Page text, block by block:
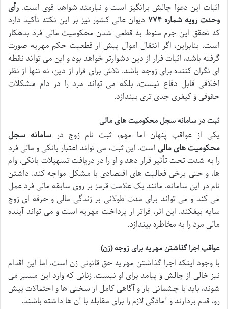
اثبات این دعوا چالش برانگیز است و نیازمند شواهد قوی است. رأی
وحدت رویه شماره ۷۷۴
دیوان عالی کشور نیز بر این نکته تأکید دارد
که تحقق این جرم منوط به قطعی شدن محکومیت مالی فرد بدهکار
است. بنابراین، اگر انتقال اموال پیش از قطعیت حکم مهریه صورت
گرفته باشد، اثبات فرار از دین دشوارتر خواهد بود و این می تواند نقطه
ای نگران کننده برای زوجه باشد. تلاش برای فرار از دین، نه تنها از نظر
اخلاقی قابل دفاع نیست، بلکه می تواند مرد را در دام مشکلات
حقوقی و کیفری جدی تری بیندازد.
ثبت در سامانه سجل محکومیت های مالی
یکی از عواقب پنهان اما مهم، ثبت نام زوج در سامانه سجل
محکومیت های مالیاست. این ثبت، می تواند اعتبار بانکی و مالی فرد
را به شدت تحت تأثیر قرار دهد و او را در دریافت تسهیلات بانکی، وام
ها، و حتی برخی فعالیت های اقتصادی با مشکل مواجه کند. داشتن
نام در این سامانه، مانند یک علامت قرمز بر روی سابقه مالی فرد عمل
می کند و می تواند برای مدت طولانی بر زندگی مالی و حرفه ای زوج
سایه بیفکند. این اثر، فراتر از پرداخت مهریه است و می تواند آینده
مالی مرد را به مخاطره بیندازد.
عواقب اجرا گذاشتن مهریه برای زوجه (زن)
با وجود اینکه اجرا گذاشتن مهریه حق قانونی زن است، اما این اقدام
نیز خالی از چالش و پیامد برای او نیست. زنانی که وارد این مسیر می
شوند، باید با چشمانی باز و آگاهی کامل از سختی ها و احتمالات پیش
رو، قدم بردارند و آمادگی لازم را برای مقابله با آن ها داشته باشند.